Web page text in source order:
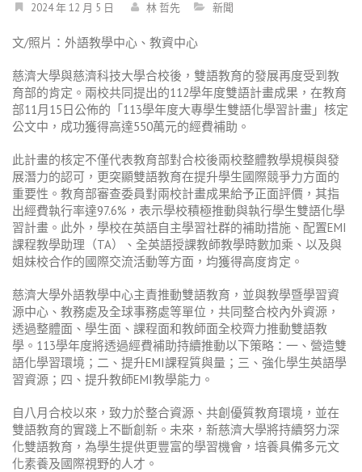
2024 年 12 月 5 日 林 哲先 新聞
文/照片：外語教學中心、教資中心
慈濟大學與慈濟科技大學合校後，雙語教育的發展再度受到教
育部的肯定。兩校共同提出的112學年度雙語計畫成果，在教育
部11月15日公佈的「113學年度大專學生雙語化學習計畫」核定
公文中，成功獲得高達550萬元的經費補助。
此計畫的核定不僅代表教育部對合校後兩校整體教學規模與發
展潛力的認可，更突顯雙語教育在提升學生國際競爭力方面的
重要性。教育部審查委員對兩校計畫成果給予正面評價，其指
出經費執行率達97.6%，表示學校積極推動與執行學生雙語化學
習計畫。此外，學校在英語自主學習社群的補助措施、配置EMI
課程教學助理（TA）、全英語授課教師教學時數加乘、以及與
姐妹校合作的國際交流活動等方面，均獲得高度肯定。
慈濟大學外語教學中心主責推動雙語教育，並與教學暨學習資
源中心、教務處及全球事務處等單位，共同整合校內外資源，
透過整體面、學生面、課程面和教師面全校齊力推動雙語教
學。113學年度將透過經費補助持續推動以下策略：一、營造雙
語化學習環境；二、提升EMI課程質與量；三、強化學生英語學
習資源；四、提升教師EMI教學能力。
自八月合校以來，致力於整合資源、共創優質教育環境，並在
雙語教育的實踐上不斷創新。未來，新慈濟大學將持續努力深
化雙語教育，為學生提供更豐富的學習機會，培養具備多元文
化素養及國際視野的人才。